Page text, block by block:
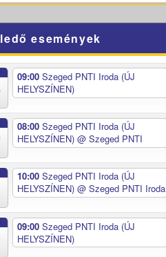
események
09:00 Szeged PNTI Iroda (ÚJ
HELYSZÍNEN)
08:00 Szeged PNTI Iroda (ÚJ
HELYSZÍNEN) @ Szeged PNTI
10:00 Szeged PNTI Iroda (ÚJ
HELYSZÍNEN) @ Szeged PNTI Iroda
09:00 Szeged PNTI Iroda (ÚJ
HELYSZÍNEN)